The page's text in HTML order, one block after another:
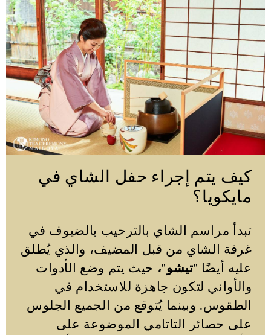
كيف يتم إجراء حفل الشاي في
مايكويا؟
تبدأ مراسم الشاي بالترحيب بالضيوف في
غرفة الشاي من قبل المضيف، والذي يُطلق
عليه أيضًا "تيشو"، حيث يتم وضع الأدوات
والأواني لتكون جاهزة للاستخدام في
الطقوس. وبينما يُتوقع من الجميع الجلوس
على حصائر التاتامي الموضوعة على